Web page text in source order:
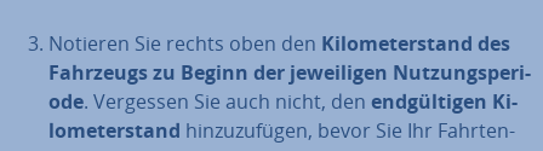
Notieren Sie rechts oben den Ki­lo­me­ter­stand des
Fahrzeugs zu Beginn der je­wei­li­gen Nut­zungs­pe­ri­
ode. Vergessen Sie auch nicht, den end­gül­ti­gen Ki­
lo­me­ter­stand hin­zu­zu­fü­gen, bevor Sie Ihr Fahr­ten­